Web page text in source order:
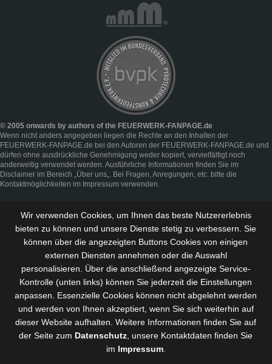
© 2005 onwards by authors of the FEUERWERK-FANPAGE.de
Wenn nicht anders angegeben liegen die Rechte an den Inhalten der
FEUERWERK-FANPAGE.de bei den Autoren der FEUERWERK-FANPAGE.de und
dürfen ohne ausdrückliche Genehmigung weder kopiert, vervielfältigt noch
anderweitig verwendet werden. Ausführliche Informationen finden Sie im
Disclaimer im Bereich „Über uns„. Bei Fragen, Anregungen, etc. bitte die
Kontaktmöglichkeiten im Impressum verwenden.
Wir verwenden Cookies, um Ihnen das beste Nutzererlebnis
bieten zu können und unsere Dienste stetig zu verbessern . Sie
können über die angezeigten Buttons Cookies von einigen
externen Diensten annehmen oder die Auswahl
personalisieren. Über die anschließend angezeigte Service-
Kontrolle (unten links) können Sie jederzeit die Einstellungen
anpassen. Essenzielle Cookies können nicht abgelehnt werden
und werden von Ihnen akzeptiert, wenn Sie sich weiterhin auf
dieser Website aufhalten. Weitere Informationen finden Sie auf
der Seite zum Datenschutz , unsere Kontaktdaten finden Sie
im Impressum.